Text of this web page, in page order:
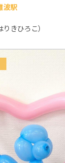
波駅
きひろこ）